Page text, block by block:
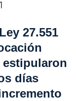
27.551
estipularon
días